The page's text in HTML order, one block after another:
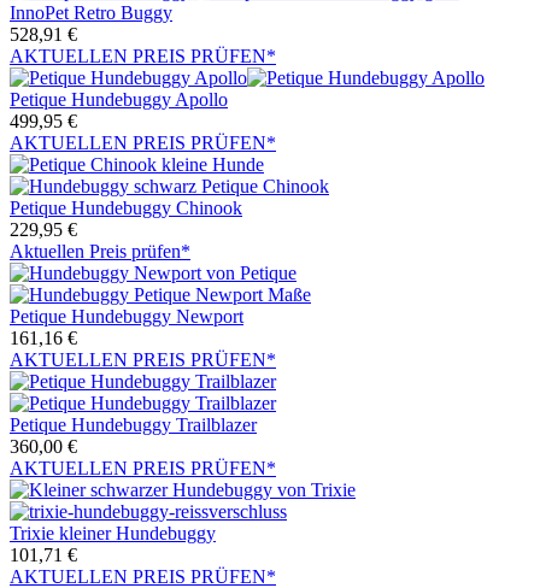
InnoPet Retro Buggy
528,91 €
AKTUELLEN PREIS PRÜFEN*
Petique Hundebuggy Apollo
499,95 €
AKTUELLEN PREIS PRÜFEN*
Petique Hundebuggy Chinook
229,95 €
Aktuellen Preis prüfen*
Petique Hundebuggy Newport
161,16 €
AKTUELLEN PREIS PRÜFEN*
Petique Hundebuggy Trailblazer
360,00 €
AKTUELLEN PREIS PRÜFEN*
Trixie kleiner Hundebuggy
101,71 €
AKTUELLEN PREIS PRÜFEN*